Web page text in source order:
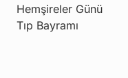
Hemşireler Günü
Tıp Bayramı